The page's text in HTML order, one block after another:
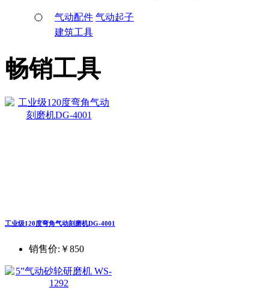
气动配件 气动起子
建筑工具
畅销工具
工业级120度弯角气动刻磨机DG-4001
销售价: ￥850